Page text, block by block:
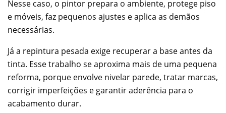
Nesse caso, o pintor prepara o ambiente, protege piso
e móveis, faz pequenos ajustes e aplica as demãos
necessárias.
Já a repintura pesada exige recuperar a base antes da
tinta. Esse trabalho se aproxima mais de uma pequena
reforma, porque envolve nivelar parede, tratar marcas,
corrigir imperfeições e garantir aderência para o
acabamento durar.